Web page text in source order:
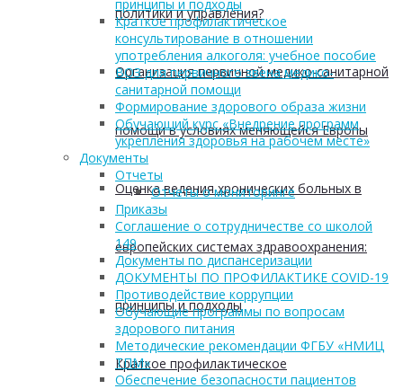
политики и управления?
Организация первичной медико-санитарной
помощи в условиях меняющейся Европы
Оценка ведения хронических больных в
европейских системах здравоохранения:
принципы и подходы
Краткое профилактическое
принципы и подходы
Краткое профилактическое
консультирование в отношении
употребления алкоголя: учебное пособие
ВОЗ для первичного звена медико-
санитарной помощи
Формирование здорового образа жизни
Обучающий курс «Внедрение программ
укрепления здоровья на рабочем месте»
Документы
Отчеты
Отчеты о мониторинге
Приказы
Соглашение о сотрудничестве со школой
149
Документы по диспансеризации
ДОКУМЕНТЫ ПО ПРОФИЛАКТИКЕ COVID-19
Противодействие коррупции
Обучающие программы по вопросам
здорового питания
Методические рекомендации ФГБУ «НМИЦ
ТПМ»
Обеспечение безопасности пациентов